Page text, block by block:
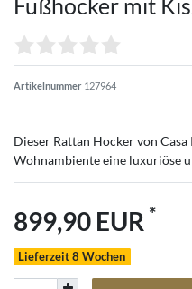
Artikelnummer 127964
Dieser Rattan Hocker von
Wohnambiente eine luxuriöse
899,90 EUR *
Lieferzeit 8 Wochen